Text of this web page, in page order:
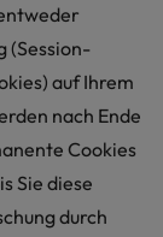
(Session-
auf Ihrem
nach Ende
Cookies
Sie diese
durch